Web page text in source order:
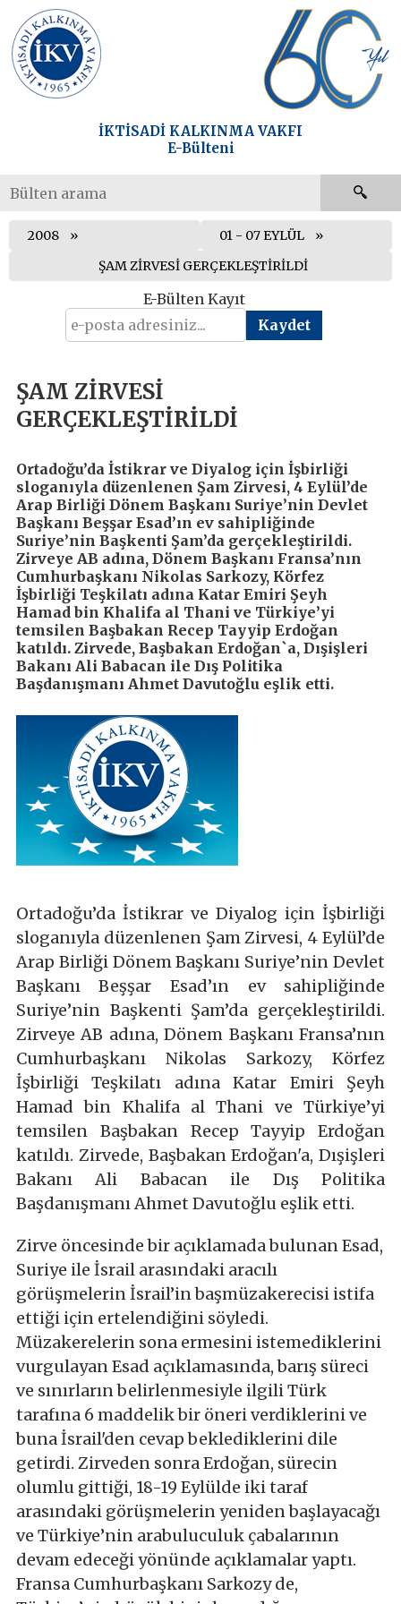
İKTİSADİ KALKINMA VAKFI
E-Bülteni
2008
01 - 07 EYLÜL
ŞAM ZİRVESİ GERÇEKLEŞTİRİLDİ
E-Bülten Kayıt
ŞAM ZİRVESİ
GERÇEKLEŞTİRİLDİ
Ortadoğu’da İstikrar ve Diyalog için İşbirliği
sloganıyla düzenlenen Şam Zirvesi, 4 Eylül’de
Arap Birliği Dönem Başkanı Suriye’nin Devlet
Başkanı Beşşar Esad’ın ev sahipliğinde
Suriye’nin Başkenti Şam’da gerçekleştirildi.
Zirveye AB adına, Dönem Başkanı Fransa’nın
Cumhurbaşkanı Nikolas Sarkozy, Körfez
İşbirliği Teşkilatı adına Katar Emiri Şeyh
Hamad bin Khalifa al Thani ve Türkiye’yi
temsilen Başbakan Recep Tayyip Erdoğan
katıldı. Zirvede, Başbakan Erdoğan`a, Dışişleri
Bakanı Ali Babacan ile Dış Politika
Başdanışmanı Ahmet Davutoğlu eşlik etti.
Ortadoğu’da İstikrar ve Diyalog için İşbirliği
sloganıyla düzenlenen Şam Zirvesi, 4 Eylül’de
Arap Birliği Dönem Başkanı Suriye’nin Devlet
Başkanı Beşşar Esad’ın ev sahipliğinde
Suriye’nin Başkenti Şam’da gerçekleştirildi.
Zirveye AB adına, Dönem Başkanı Fransa’nın
Cumhurbaşkanı Nikolas Sarkozy, Körfez
İşbirliği Teşkilatı adına Katar Emiri Şeyh
Hamad bin Khalifa al Thani ve Türkiye’yi
temsilen Başbakan Recep Tayyip Erdoğan
katıldı. Zirvede, Başbakan Erdoğan'a, Dışişleri
Bakanı Ali Babacan ile Dış Politika
Başdanışmanı Ahmet Davutoğlu eşlik etti.
Zirve öncesinde bir açıklamada bulunan Esad,
Suriye ile İsrail arasındaki aracılı
görüşmelerin İsrail’in başmüzakerecisi istifa
ettiği için ertelendiğini söyledi.
Müzakerelerin sona ermesini istemediklerini
vurgulayan Esad açıklamasında, barış süreci
ve sınırların belirlenmesiyle ilgili Türk
tarafına 6 maddelik bir öneri verdiklerini ve
buna İsrail'den cevap beklediklerini dile
getirdi. Zirveden sonra Erdoğan, sürecin
olumlu gittiği, 18-19 Eylülde iki taraf
arasındaki görüşmelerin yeniden başlayacağı
ve Türkiye’nin arabuluculuk çabalarının
devam edeceği yönünde açıklamalar yaptı.
Fransa Cumhurbaşkanı Sarkozy de,